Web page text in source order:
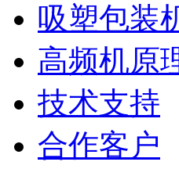
吸塑包装
高频机原
技术支持
合作客户